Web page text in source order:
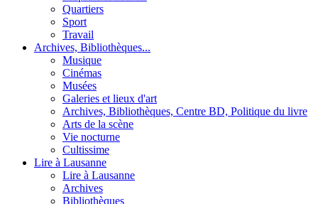
Quartiers
Sport
Travail
Archives, Bibliothèques...
Musique
Cinémas
Musées
Galeries et lieux d'art
Archives, Bibliothèques, Centre BD, Politique du livre
Arts de la scène
Vie nocturne
Cultissime
Lire à Lausanne
Lire à Lausanne
Archives
Bibliothèques